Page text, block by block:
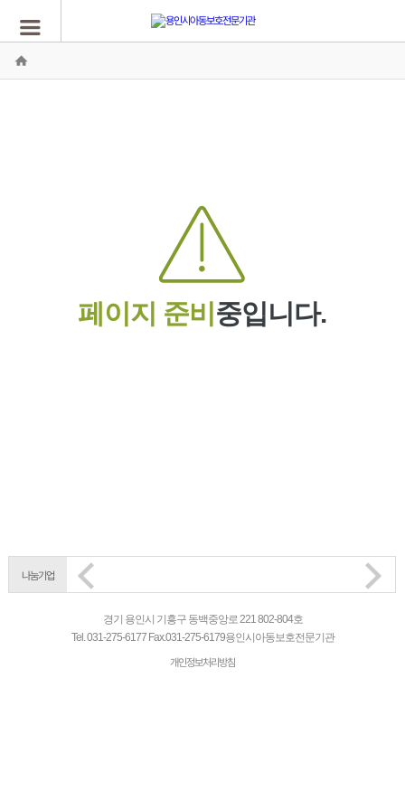
페이지 준비 중입니다.
나눔기업
경기 용인시 기흥구 동백중앙로 221 802-804호
Tel.031-275-6177Fax.031-275-6179용인시아동보호전문기관
개인정보처리방침